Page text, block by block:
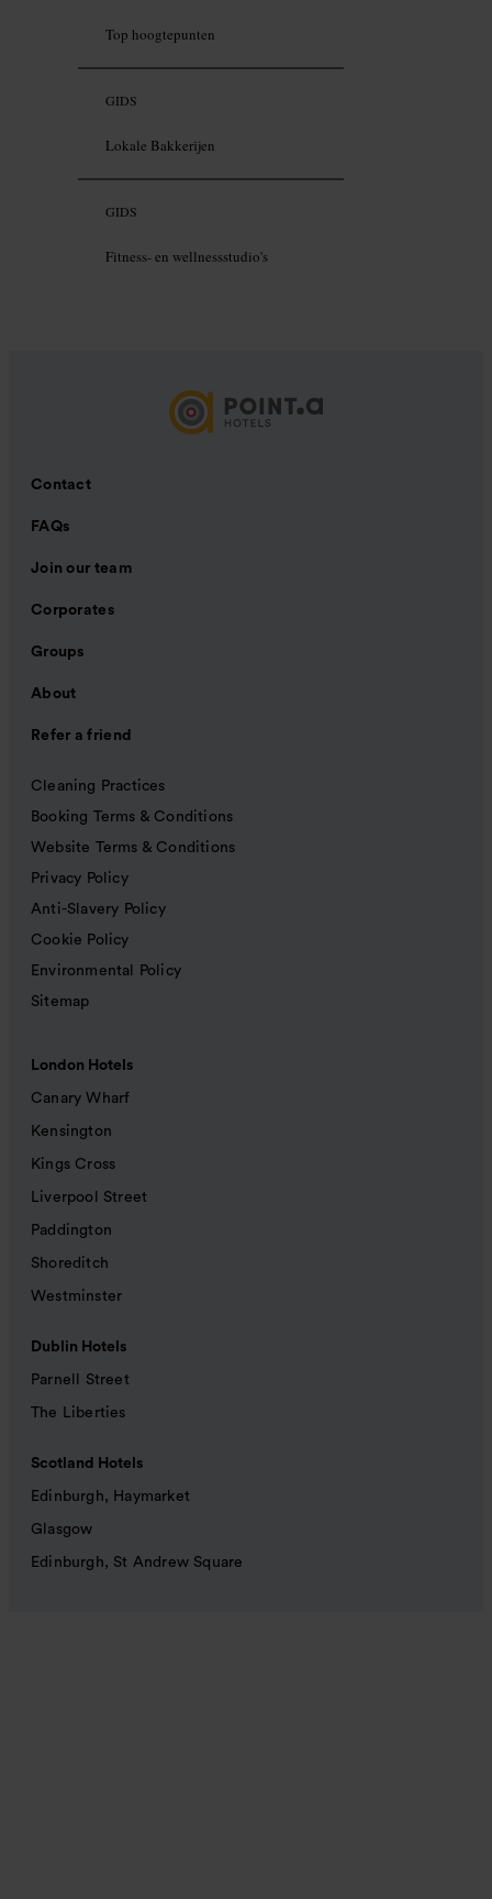
Top hoogtepunten
GIDS
Lokale Bakkerijen
GIDS
Fitness- en wellnessstudio's
Contact
FAQs
Join our team
Corporates
Groups
About
Refer a friend
Cleaning Practices
Booking Terms & Conditions
Website Terms & Conditions
Privacy Policy
Anti-Slavery Policy
Cookie Policy
Environmental Policy
Sitemap
London Hotels
Canary Wharf
Kensington
Kings Cross
Liverpool Street
Paddington
Shoreditch
Westminster
Dublin Hotels
Parnell Street
The Liberties
Scotland Hotels
Edinburgh, Haymarket
Glasgow
Edinburgh, St Andrew Square